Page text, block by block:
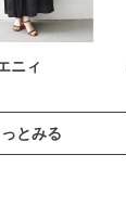
ニィ
っとみる